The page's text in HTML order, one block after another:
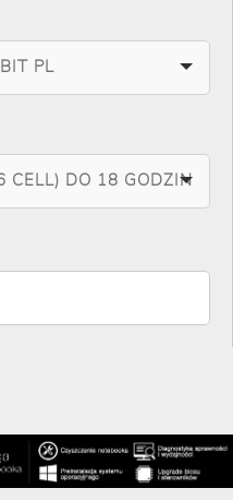
PL
CELL) DO 18 GODZIN